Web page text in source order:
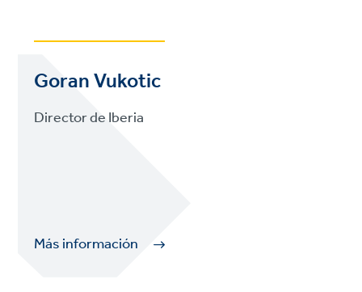
Goran Vukotic
Director de Iberia
Más información